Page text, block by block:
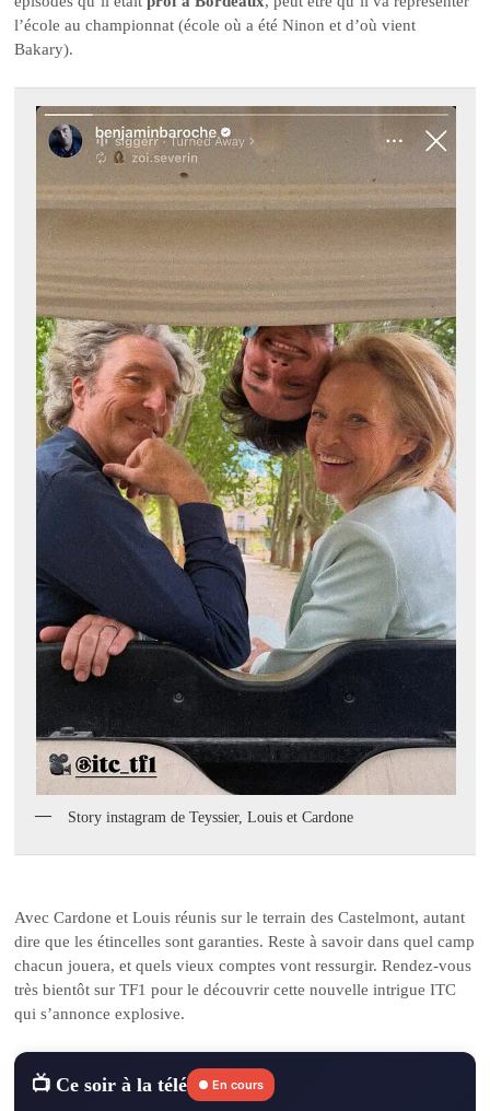
l’école au championnat (école où a été Ninon et d’où vient
Bakary).
Story instagram de Teyssier, Louis et Cardone
Avec Cardone et Louis réunis sur le terrain des Castelmont, autant
dire que les étincelles sont garanties. Reste à savoir dans quel camp
chacun jouera, et quels vieux comptes vont ressurgir. Rendez-vous
très bientôt sur TF1 pour le découvrir cette nouvelle intrigue ITC
qui s’annonce explosive.
📺 Ce soir à la télé ● En cours